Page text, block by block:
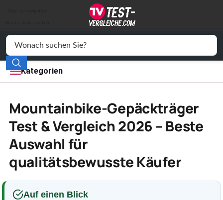
Kategorien
Elektronik
Freizeit
Wohnen
Service
Vergleichssiegel
Mountainbike-Gepäckträger
Test & Vergleich 2026 – Beste
Auswahl für
qualitätsbewusste Käufer
Auf einen Blick